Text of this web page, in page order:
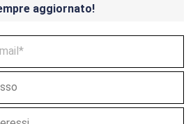
aggiornato!